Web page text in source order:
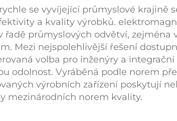
se vyvíjející průmyslové krajině
a kvality výrobků.
řadě průmyslových odvětví,
Mezi nejspolehlivější řešení
volba pro inženýry a
odolnost. Vyráběná podle norem
výrobních zařízení poskytují
mezinárodních norem kvality.